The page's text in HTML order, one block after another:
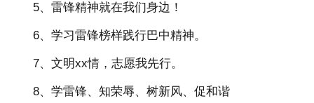
5、雷锋精神就在我们身边！
6、学习雷锋榜样践行巴中精神。
7、文明xx情，志愿我先行。
8、学雷锋、知荣辱、树新风、促和谐